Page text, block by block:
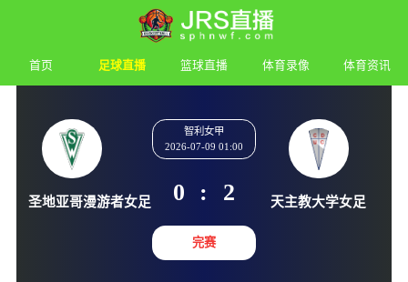
首页 足球直播 篮球直播 体育录像 体育资讯
圣地亚哥漫游者女足
智利女甲
0 :